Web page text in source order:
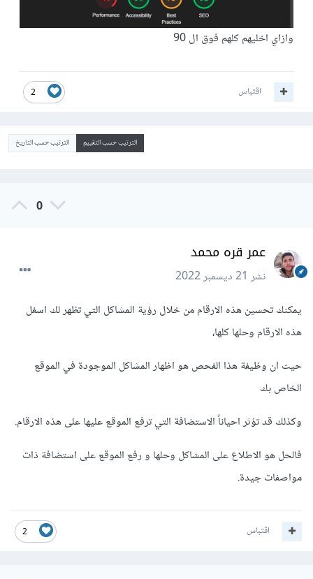
وازاي اخليهم كلهم فوق ال 90
2 اقتباس
الترتيب حسب التقييم الترتيب حسب التاريخ
0
عمر قره محمد
نشر21 ديسمبر 2022
يمكنك تحسين هذه الارقام من خلال رؤية المشاكل التي تظهر لك اسفل
هذه الارقام وحلها كلها،
حيث ان وظيفة هذا الفحص هو اظهار المشاكل الموجودة في الموقع
الخاص بك
وكذلك قد تؤثر احياناً الاستضافة التي ترفع الموقع عليها على هذه الارقام.
فالحل هو الاطلاع على المشاكل وحلها و رفع الموقع على استضافة ذات
مواصفات جيدة.
2 اقتباس